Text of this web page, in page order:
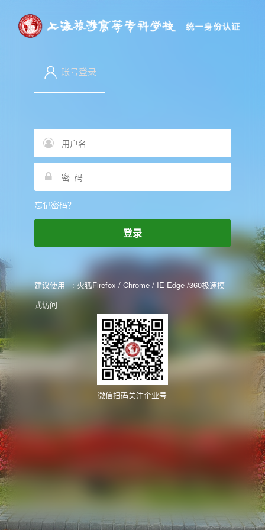
账号登录
忘记密码？
建议使用 : 火狐Firefox / Chrome / IE Edge /360极速模
式访问
微信扫码关注企业号